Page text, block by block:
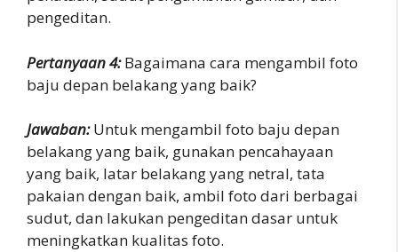
pengeditan.
Pertanyaan 4:Bagaimana cara mengambil foto
baju depan belakang yang baik?
Jawaban:Untuk mengambil foto baju depan
belakang yang baik, gunakan pencahayaan
yang baik, latar belakang yang netral, tata
pakaian dengan baik, ambil foto dari berbagai
sudut, dan lakukan pengeditan dasar untuk
meningkatkan kualitas foto.